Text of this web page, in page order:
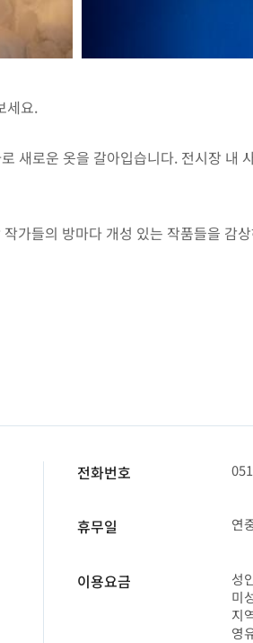
세요.
새로운 옷을 갈아입습니다. 전시장 내
가들의 방마다 개성 있는 작품들을 감
전화번호
휴무일 연
이용요금
성
미
지
영